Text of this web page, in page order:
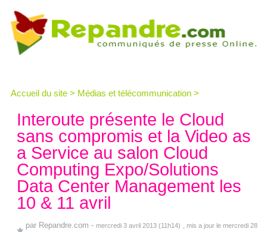
Accueil du site > Médias et télécommunication >
Interoute présente le Cloud
sans compromis et la Video as
a Service au salon Cloud
Computing Expo/Solutions
Data Center Management les
10 & 11 avril
par Repandre.com - mercredi 3 avril 2013 (11h14)
, mis a jour le mercredi 28